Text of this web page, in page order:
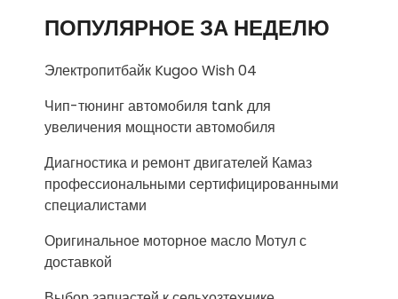
ПОПУЛЯРНОЕ ЗА НЕДЕЛЮ
Электропитбайк Kugoo Wish 04
Чип-тюнинг автомобиля tank для
увеличения мощности автомобиля
Диагностика и ремонт двигателей Камаз
профессиональными сертифицированными
специалистами
Оригинальное моторное масло Мотул с
доставкой